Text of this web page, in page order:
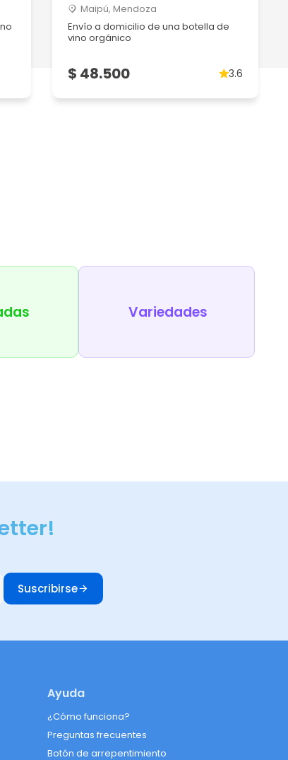
Maipú, Mendoza
Envío a domicilio de una botella de
vino orgánico
$ 48.500 3.6
Variedades
Suscribirse
Ayuda
¿Cómo funciona?
Preguntas frecuentes
Botón de arrepentimiento